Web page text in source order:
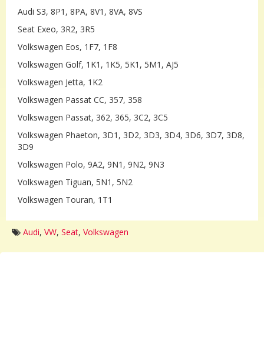
Audi S3, 8P1, 8PA, 8V1, 8VA, 8VS
Seat Exeo, 3R2, 3R5
Volkswagen Eos, 1F7, 1F8
Volkswagen Golf, 1K1, 1K5, 5K1, 5M1, AJ5
Volkswagen Jetta, 1K2
Volkswagen Passat CC, 357, 358
Volkswagen Passat, 362, 365, 3C2, 3C5
Volkswagen Phaeton, 3D1, 3D2, 3D3, 3D4, 3D6, 3D7, 3D8,
3D9
Volkswagen Polo, 9A2, 9N1, 9N2, 9N3
Volkswagen Tiguan, 5N1, 5N2
Volkswagen Touran, 1T1
Audi, VW, Seat, Volkswagen